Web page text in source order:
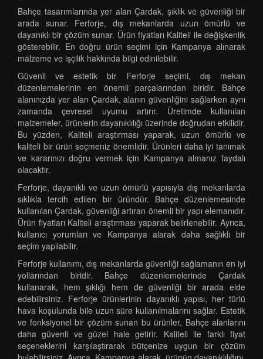
Bahçe tasarımlarında yer alan Çardak, şıklık ve güvenliği bir
arada sunar. Ferforje, dış mekanlarda uzun ömürlü ve
dayanıklı bir çözüm sunar. Ürün fiyatları Kaliteli ile değişkenlik
gösterebilir. En doğru ürün seçimi için Kampanya alınarak
malzeme ve işçilik hakkında bilgi edinilebilir.
Güvenli ve estetik bir Ferforje seçimi, dış mekan
düzenlemelerinin en önemli parçalarından biridir. Bahçe
alanınızda yer alan Çardak, alanın güvenliğini sağlarken aynı
zamanda çevresel uyumu artırır. Üretimde kullanılan
malzemeler, ürünlerin dayanıklılığı üzerinde doğrudan etkilidir.
Bu yüzden, Kaliteli araştırması yaparak, uzun ömürlü ve
kaliteli bir ürün seçmeniz önemlidir. Ürünleri daha iyi tanımak
ve kararınızı doğru vermek için Kampanya almanız faydalı
olacaktır.
Ferforje, dayanıklı ve uzun ömürlü yapısıyla dış mekanlarda
sıklıkla tercih edilen bir üründür. Bahçe düzenlemesinde
kullanılan Çardak, güvenliği artıran önemli bir yapı elemanıdır.
Ürün fiyatları Kaliteli araştırması yaparak belirlenebilir. Ayrıca,
kullanıcı yorumları ve Kampanya alarak daha sağlıklı bir
seçim yapılabilir.
Ferforje kullanımı, dış mekanlarda güvenliği sağlamanın en iyi
yollarından biridir. Bahçe düzenlemelerinde Çardak
kullanarak, hem şıklığı hem de güvenliği bir arada elde
edebilirsiniz. Ferforje ürünlerinin dayanıklı yapısı, her türlü
hava koşulunda bile uzun süre kullanılmalarını sağlar. Estetik
ve fonksiyonel bir çözüm sunan bu ürünler, Bahçe alanlarını
daha güvenli ve güzel hale getirir. Kaliteli ile farklı fiyat
seçeneklerini karşılaştırarak bütçenize uygun bir çözüm